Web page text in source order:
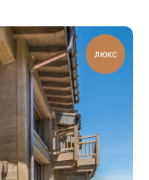
люкс